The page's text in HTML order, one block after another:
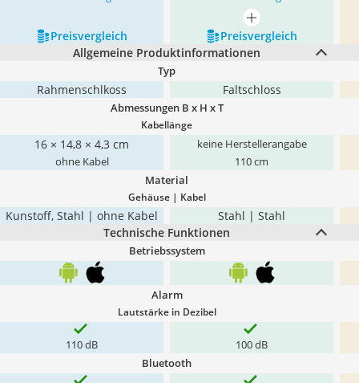
mehr anzeigen
Preis­vergleich
Preis­vergleich
Allgemeine Produktinformationen
Typ
Rahmenschlkoss Faltschloss
Abmessungen B x H x T
Kabellänge
16 × 14,8 × 4,3 cm
ohne Kabel
keine Herstellerangabe
110 cm
Material
Gehäuse | Kabel
Kunstoff, Stahl | ohne Kabel
Stahl | Stahl
Technische Funktionen
Betriebssystem
Alarm
Lautstärke in Dezibel
110 dB 100 dB
Bluetooth